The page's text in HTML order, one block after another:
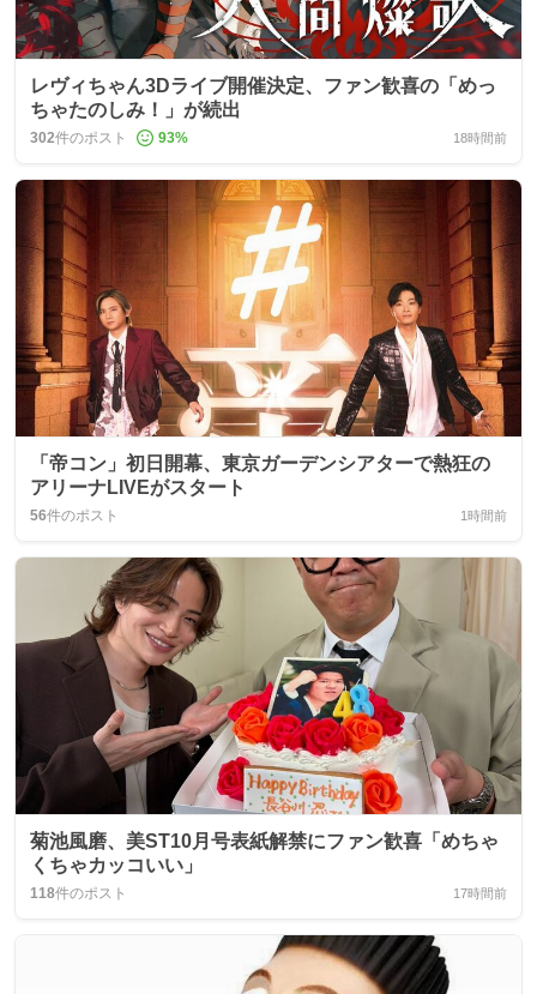
レヴィちゃん3Dライブ開催決定、ファン歓喜の「めっ
ちゃたのしみ！」が続出
302件のポスト 93% 18時間前
「帝コン」初日開幕、東京ガーデンシアターで熱狂の
アリーナLIVEがスタート
56件のポスト 1時間前
菊池風磨、美ST10月号表紙解禁にファン歓喜「めちゃ
くちゃカッコいい」
118件のポスト 17時間前